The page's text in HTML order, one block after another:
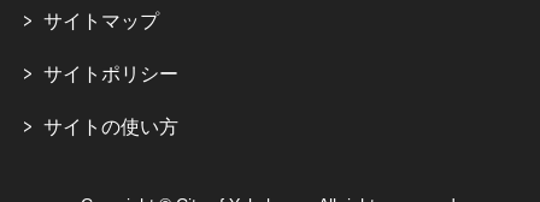
サイトマップ
サイトポリシー
サイトの使い方